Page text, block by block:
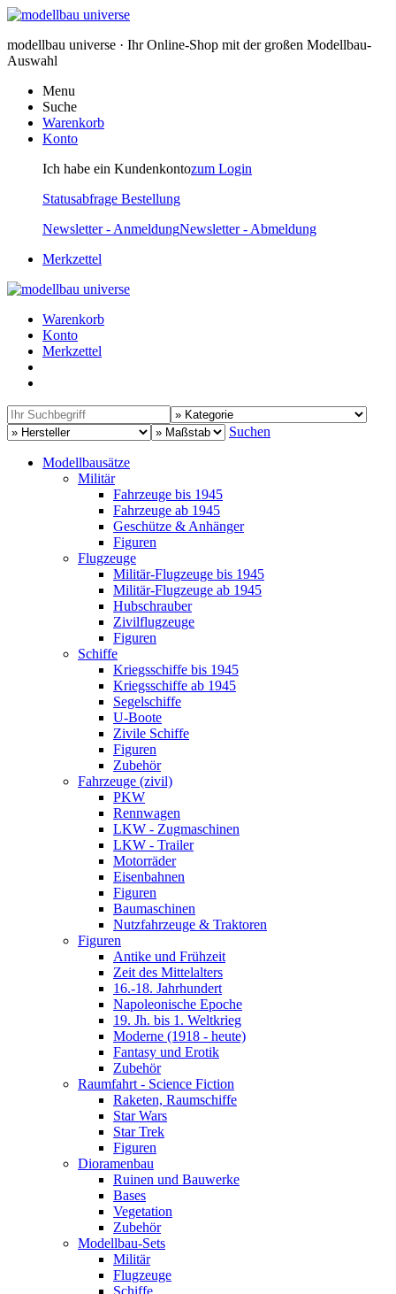
modellbau universe · Ihr Online-Shop mit der großen Modellbau-
Auswahl
Menu
Suche
Warenkorb
Konto
Ich habe ein Kundenkontozum Login
Statusabfrage Bestellung
Newsletter - AnmeldungNewsletter - Abmeldung
Merkzettel
Warenkorb
Konto
Merkzettel
Suchen
Modellbausätze
Militär
Fahrzeuge bis 1945
Fahrzeuge ab 1945
Geschütze & Anhänger
Figuren
Flugzeuge
Militär-Flugzeuge bis 1945
Militär-Flugzeuge ab 1945
Hubschrauber
Zivilflugzeuge
Figuren
Schiffe
Kriegsschiffe bis 1945
Kriegsschiffe ab 1945
Segelschiffe
U-Boote
Zivile Schiffe
Figuren
Zubehör
Fahrzeuge (zivil)
PKW
Rennwagen
LKW - Zugmaschinen
LKW - Trailer
Motorräder
Eisenbahnen
Figuren
Baumaschinen
Nutzfahrzeuge & Traktoren
Figuren
Antike und Frühzeit
Zeit des Mittelalters
16.-18. Jahrhundert
Napoleonische Epoche
19. Jh. bis 1. Weltkrieg
Moderne (1918 - heute)
Fantasy und Erotik
Zubehör
Raumfahrt - Science Fiction
Raketen, Raumschiffe
Star Wars
Star Trek
Figuren
Dioramenbau
Ruinen und Bauwerke
Bases
Vegetation
Zubehör
Modellbau-Sets
Militär
Flugzeuge
Schiffe